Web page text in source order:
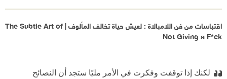
اقتباسات من فن اللامبالاة : لعيش حياة تخالف المألوف | The Subtle Art of
Not Giving a F*ck
لكنك إذا توقفت وفكرت في الأمر مليًا ستجد أن النصائح